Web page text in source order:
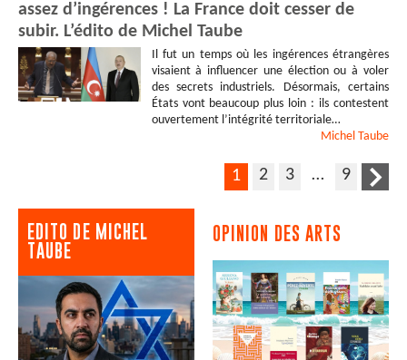
assez d’ingérences ! La France doit cesser de
subir. L’édito de Michel Taube
Il fut un temps où les ingérences étrangères
visaient à influencer une élection ou à voler
des secrets industriels. Désormais, certains
États vont beaucoup plus loin : ils contestent
ouvertement l’intégrité territoriale…
Michel Taube
1 2 3 … 9
EDITO DE MICHEL
TAUBE
OPINION DES ARTS